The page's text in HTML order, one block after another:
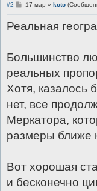
#2
С
б
и
е
17 мар » koto
Реальная
Большинство
реальных
Хотя, казалось
нет, все
Меркатора,
размеры ближе
Вот хорошая
и бесконечно